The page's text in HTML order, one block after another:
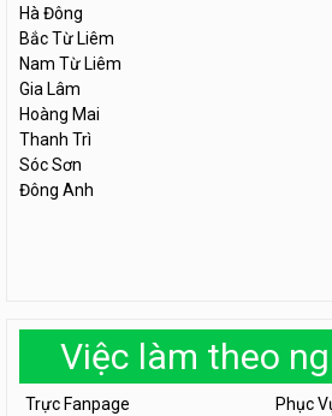
Hà Đông
Bắc Từ Liêm
Nam Từ Liêm
Gia Lâm
Hoàng Mai
Thanh Trì
Sóc Sơn
Đông Anh
Việc làm theo
Trực Fanpage
Phục